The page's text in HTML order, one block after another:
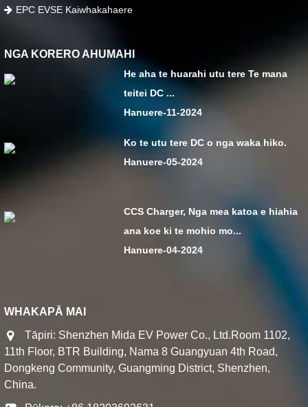
EPC EVSE Kaiwhakahaere
NGA KORERO AHUMAHI
He aha te huarahi utu tere Te mana
teitei DC ...
Hanuere-11-2024
Ko te utu tere DC o nga waka hiko.
Hanuere-05-2024
CCS Charger, Nga mea katoa e hiahia
ana koe ki te mohio mo...
Hanuere-04-2024
WHAKAPĀ MAI
Tāpiri: Shenzhen Mida EV Power Co., Ltd.Room 1102,
11th Floor, BTR Building, Nama 8 Guangyuan 4th Road,
Dongkeng Community, Guangming District, Shenzhen,
China.